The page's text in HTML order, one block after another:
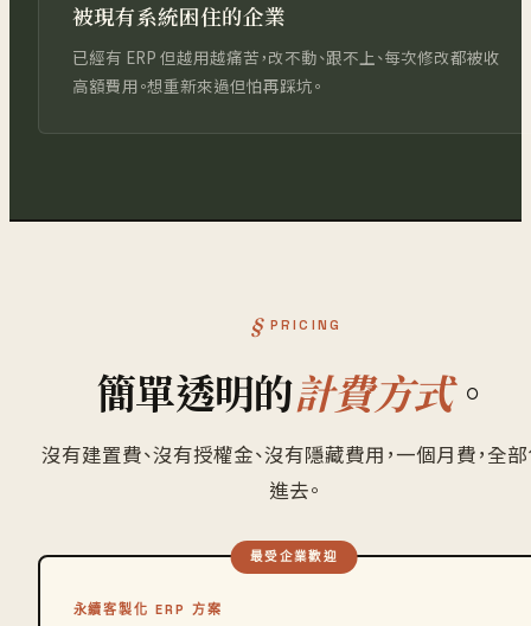
被現有系統困住的企業
已經有 ERP 但越用越痛苦，改不動、跟不上、每次修改都被收
高額費用。想重新來過但怕再踩坑。
PRICING
簡單透明的計費方式。
沒有建置費、沒有授權金、沒有隱藏費用，一個月費，全
進去。
最受企業歡迎
永續客製化 ERP 方案